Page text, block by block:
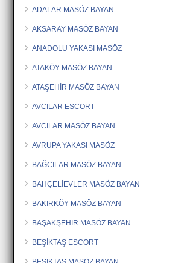
ADALAR MASÖZ BAYAN
AKSARAY MASÖZ BAYAN
ANADOLU YAKASI MASÖZ
ATAKÖY MASÖZ BAYAN
ATAŞEHİR MASÖZ BAYAN
AVCILAR ESCORT
AVCILAR MASÖZ BAYAN
AVRUPA YAKASI MASÖZ
BAĞCILAR MASÖZ BAYAN
BAHÇELİEVLER MASÖZ BAYAN
BAKIRKÖY MASÖZ BAYAN
BAŞAKŞEHİR MASÖZ BAYAN
BEŞİKTAŞ ESCORT